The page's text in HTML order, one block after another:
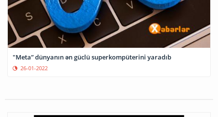
"Meta” dünyanın ən güclü superkompüterini yaradıb
26-01-2022